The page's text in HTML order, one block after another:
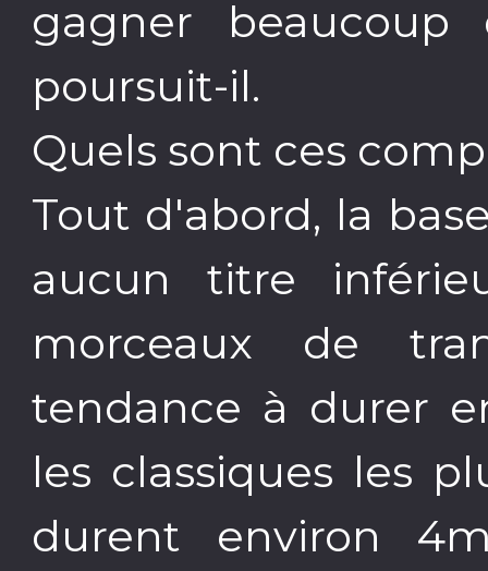
gagner
poursuit-il.
Quels sont ces
Tout d'abord, la
aucun titre
morceaux de
tendance à durer
les classiques les
durent environ